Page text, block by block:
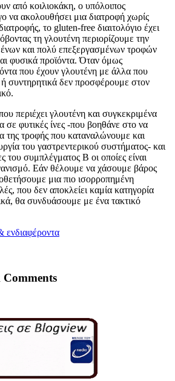
από κοιλιοκάκη, ο υπόλοιπος
να ακολουθήσει μια διατροφή χωρίς
το gluten-free διαιτολόγιο έχει
τη γλουτένη περιορίζουμε την
και πολύ επεξεργασμένων τροφών
φυσικά προϊόντα. Όταν όμως
που έχουν γλουτένη με άλλα που
συντηρητικά δεν προσφέρουμε στον
περιέχει γλουτένη και συγκεκριμένα
σε φυτικές ίνες -που βοηθάνε στο να
της τροφής που καταναλώνουμε και
του γαστρεντερικού συστήματος- και
του συμπλέγματος Β οι οποίες είναι
Εάν θέλουμε να χάσουμε βάρος
μια πιο ισορροπημένη
που δεν αποκλείει καμία κατηγορία
θα συνδυάσουμε με ένα τακτικό
ενδιαφέροντα
Comments